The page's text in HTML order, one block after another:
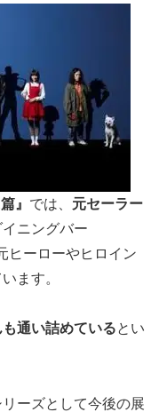
』 では、 元セーラー
イニングバー
ヒーローやヒロイン
ます。
通い詰めているとい
ーズとして今後の展